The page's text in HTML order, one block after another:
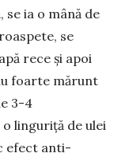
se ia o mână de
se
rece și apoi
foarte mărunt
3-4
linguriță de ulei
efect anti-